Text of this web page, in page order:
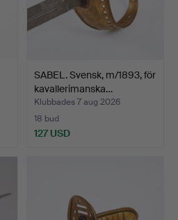
SABEL. Svensk, m/1893, för
kavallerimanska…
Klubbades 7 aug 2026
18 bud
127 USD